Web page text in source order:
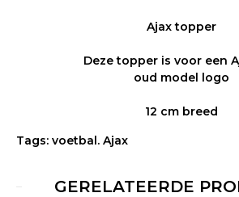
Ajax topper
Deze topper is voor een
oud model logo
12 cm breed
Tags: voetbal. Ajax
GERELATEERDE